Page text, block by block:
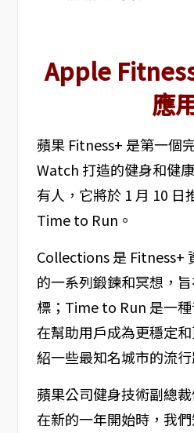
Apple
應
蘋果 Fitness+ 是第一個
Watch 打造的健身和健
有人，它將於 1 月 10
Time to Run。
Collections 是 Fitness+
的一系列鍛鍊和冥想，
標；Time to Run 是一
在幫助用戶成為更穩定
紹一些最知名城市的流行
蘋果公司健身技術副總
在新的一年開始時，我